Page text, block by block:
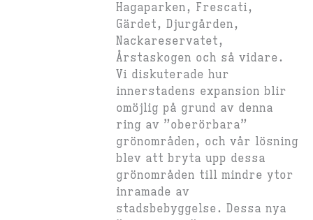
Hagaparken, Frescati,
Gärdet, Djurgården,
Nackareservatet,
Årstaskogen och så vidare.
Vi diskuterade hur
innerstadens expansion blir
omöjlig på grund av denna
ring av ”oberörbara”
grönområden, och vår lösning
blev att bryta upp dessa
grönområden till mindre ytor
inramade av
stadsbebyggelse. Dessa nya